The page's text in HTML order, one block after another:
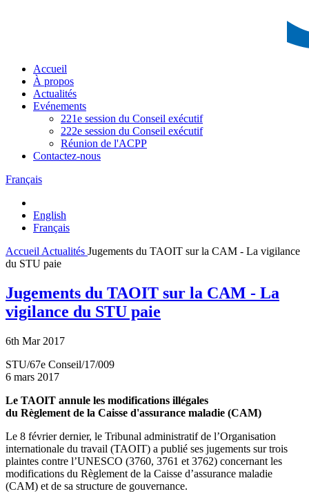
Accueil
À propos
Actualités
Evénements
221e session du Conseil exécutif
222e session du Conseil exécutif
Réunion de l'ACPP
Contactez-nous
Français
English
Français
Accueil Actualités Jugements du TAOIT sur la CAM - La vigilance
du STU paie
Jugements du TAOIT sur la CAM - La
vigilance du STU paie
6th Mar 2017
STU/67e Conseil/17/009
6 mars 2017
Le TAOIT annule les modifications illégales
du Règlement de la Caisse d'assurance maladie (CAM)
Le 8 février dernier, le Tribunal administratif de l’Organisation
internationale du travail (TAOIT) a publié ses jugements sur trois
plaintes contre l’UNESCO (3760, 3761 et 3762) concernant les
modifications du Règlement de la Caisse d’assurance maladie
(CAM) et de sa structure de gouvernance.